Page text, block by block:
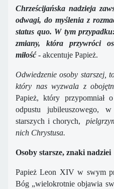
Chrześcijańska nadzieja
odwagi, do myślenia z
status quo. W tym
zmiany, która przywróci
miłość- akcentuje Papież.
Odwiedzenie osoby starszej,
który nas wyzwala z
Papież, który przypomniał
odpustu jubileuszowego,
starszych i chorych,
nich Chrystusa.
Osoby starsze, znaki nadziei
Papież Leon XIV w swym
Bóg „wielokrotnie objawia